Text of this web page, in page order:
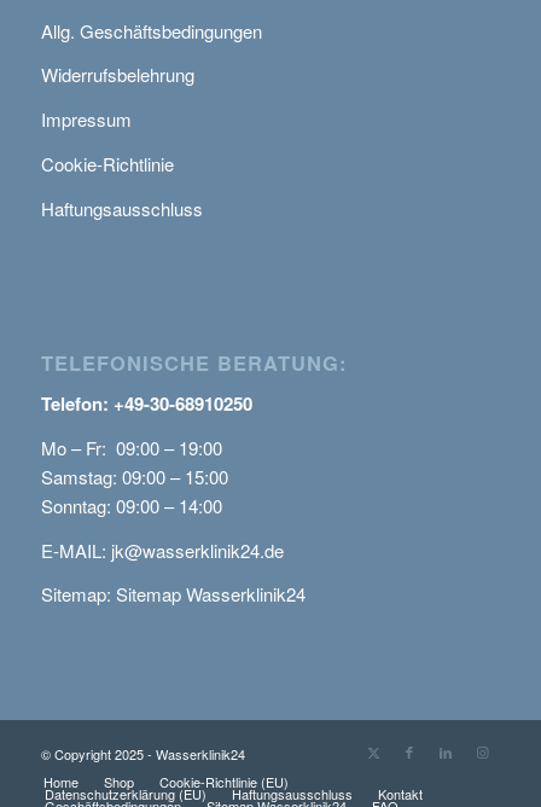
Allg. Geschäftsbedingungen
Widerrufsbelehrung
Impressum
Cookie-Richtlinie
Haftungsausschluss
TELEFONISCHE BERATUNG:
Telefon: +49-30-68910250
Mo – Fr: 09:00 – 19:00
Samstag: 09:00 – 15:00
Sonntag: 09:00 – 14:00
E-MAIL: jk@wasserklinik24.de
Sitemap: Sitemap Wasserklinik24
© Copyright 2025 - Wasserklinik24
Home
Shop Cookie-Richtlinie (EU)
Datenschutzerklärung (EU) Haftungsausschluss Kontakt